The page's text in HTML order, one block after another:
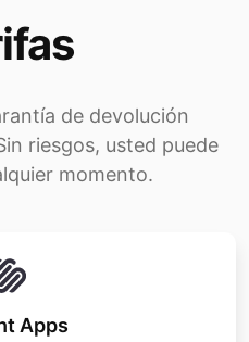
de devolución
riesgos, usted puede
momento.
Apps